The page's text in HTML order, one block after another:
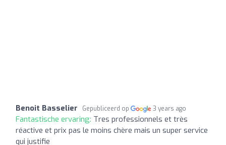
Benoit Basselier Gepubliceerd op 3 years ago
Fantastische ervaring: Tres professionnels et très
réactive et prix pas le moins chère mais un super service
qui justifie